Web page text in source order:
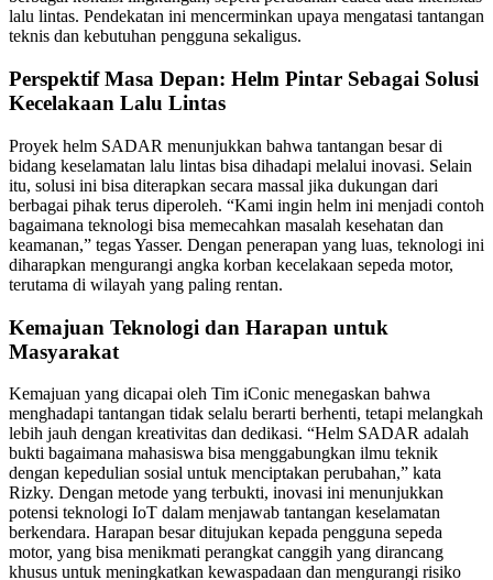
lalu lintas. Pendekatan ini mencerminkan upaya mengatasi tantangan
teknis dan kebutuhan pengguna sekaligus.
Perspektif Masa Depan: Helm Pintar Sebagai Solusi
Kecelakaan Lalu Lintas
Proyek helm SADAR menunjukkan bahwa tantangan besar di
bidang keselamatan lalu lintas bisa dihadapi melalui inovasi. Selain
itu, solusi ini bisa diterapkan secara massal jika dukungan dari
berbagai pihak terus diperoleh. “Kami ingin helm ini menjadi contoh
bagaimana teknologi bisa memecahkan masalah kesehatan dan
keamanan,” tegas Yasser. Dengan penerapan yang luas, teknologi ini
diharapkan mengurangi angka korban kecelakaan sepeda motor,
terutama di wilayah yang paling rentan.
Kemajuan Teknologi dan Harapan untuk
Masyarakat
Kemajuan yang dicapai oleh Tim iConic menegaskan bahwa
menghadapi tantangan tidak selalu berarti berhenti, tetapi melangkah
lebih jauh dengan kreativitas dan dedikasi. “Helm SADAR adalah
bukti bagaimana mahasiswa bisa menggabungkan ilmu teknik
dengan kepedulian sosial untuk menciptakan perubahan,” kata
Rizky. Dengan metode yang terbukti, inovasi ini menunjukkan
potensi teknologi IoT dalam menjawab tantangan keselamatan
berkendara. Harapan besar ditujukan kepada pengguna sepeda
motor, yang bisa menikmati perangkat canggih yang dirancang
khusus untuk meningkatkan kewaspadaan dan mengurangi risiko